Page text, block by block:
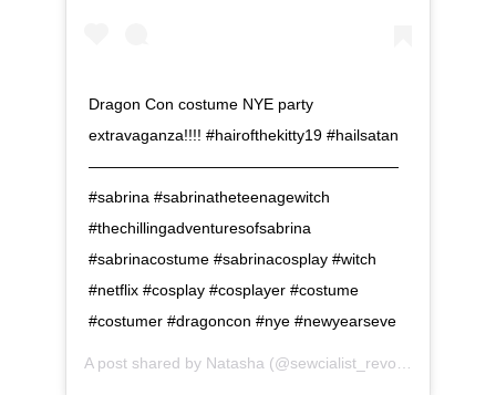
Dragon Con costume NYE party
extravaganza!!!! #hairofthekitty19 #hailsatan
————————————————————
#sabrina #sabrinatheteenagewitch
#thechillingadventuresofsabrina
#sabrinacostume #sabrinacosplay #witch
#netflix #cosplay #cosplayer #costume
#costumer #dragoncon #nye #newyearseve
A post shared by Natasha (@sewcialist_revolution) on